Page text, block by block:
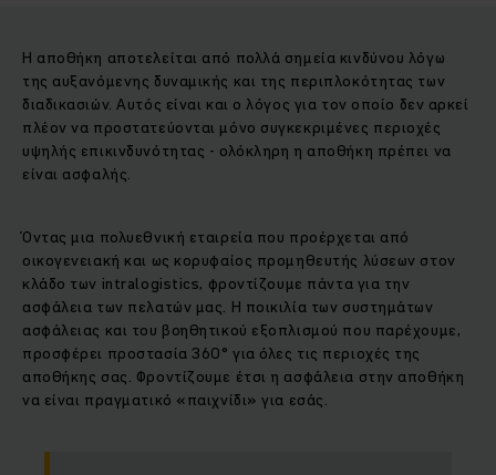
Η αποθήκη αποτελείται από πολλά σημεία κινδύνου λόγω
της αυξανόμενης δυναμικής και της περιπλοκότητας των
διαδικασιών. Αυτός είναι και ο λόγος για τον οποίο δεν αρκεί
πλέον να προστατεύονται μόνο συγκεκριμένες περιοχές
υψηλής επικινδυνότητας - ολόκληρη η αποθήκη πρέπει να
είναι ασφαλής.
Όντας μια πολυεθνική εταιρεία που προέρχεται από
οικογενειακή και ως κορυφαίος προμηθευτής λύσεων στον
κλάδο των intralogistics, φροντίζουμε πάντα για την
ασφάλεια των πελατών μας. Η ποικιλία των συστημάτων
ασφάλειας και του βοηθητικού εξοπλισμού που παρέχουμε,
προσφέρει προστασία 360° για όλες τις περιοχές της
αποθήκης σας. Φροντίζουμε έτσι η ασφάλεια στην αποθήκη
να είναι πραγματικό «παιχνίδι» για εσάς.